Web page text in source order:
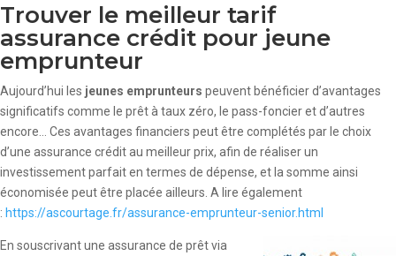
Trouver le meilleur tarif
assurance crédit pour jeune
emprunteur
Aujourd’hui les jeunes emprunteurs peuvent bénéficier d’avantages
significatifs comme le prêt à taux zéro, le pass-foncier et d’autres
encore… Ces avantages financiers peut être complétés par le choix
d’une assurance crédit au meilleur prix, afin de réaliser un
investissement parfait en termes de dépense, et la somme ainsi
économisée peut être placée ailleurs. A lire également
: https://ascourtage.fr/assurance-emprunteur-senior.html
En souscrivant une assurance de prêt via